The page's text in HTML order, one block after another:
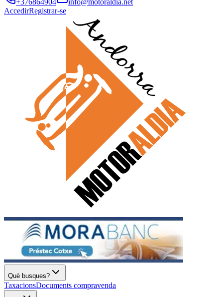
+376864904
info@motoraldia.net
AccedirRegistrar-se
Què busques?
TaxacionsDocuments compravenda